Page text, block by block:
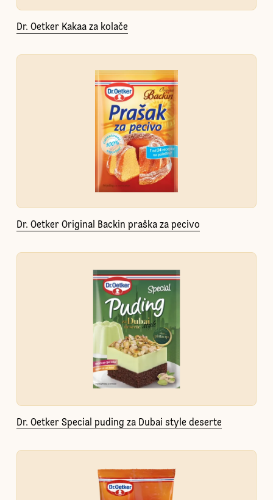
Dr. Oetker Kakaa za kolače
Dr. Oetker Original Backin praška za pecivo
Dr. Oetker Special puding za Dubai style deserte